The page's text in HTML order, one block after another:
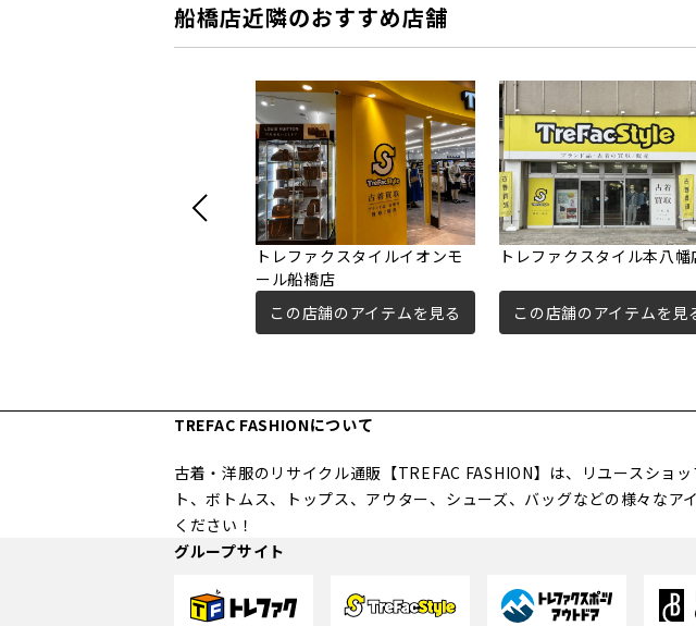
船橋店近隣のおすすめ店舗
トレファクスタイルイオンモ
ール船橋店
この店舗のアイテムを見る
トレファクスタイル本八幡
この店舗のアイテムを見
TREFAC FASHIONについて
古着・洋服のリサイクル通販【TREFAC FASHION】は、リユースショ
ト、ボトムス、トップス、アウター、シューズ、バッグなどの様々な
ください！
グループサイト